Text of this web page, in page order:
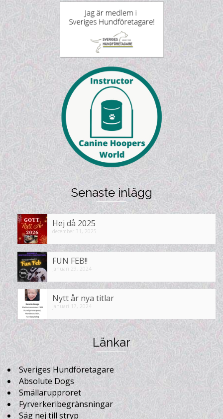
Senaste inlägg
Hej då 2025
december 31, 2025
FUN FEB!!
januari 29, 2024
Nytt år nya titlar
januari 17, 2024
Länkar
Sveriges Hundföretagare
Absolute Dogs
Smällarupproret
Fyrverkeribegränsningar
Säg nej till stryp